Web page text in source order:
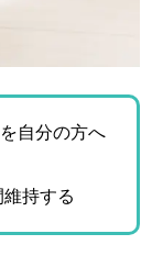
自分の方へ
持する